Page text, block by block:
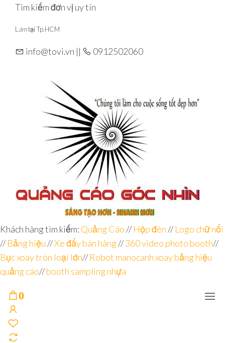
Skip
content
Tìm kiếm đơn vị uy tín
L àmtại Tp.HCM
info@tovi.vn || 0912502060
Đơn vị
chuyên
sâu – 8
năm
kinh
nghiệm
Góc
Nhìn
Agency –
nhà sản
xuất
POSM,
Quầy
Sampling,
Booth
trưng
bày, tủ
trưng
bày… tại
Tp.Hồ
Khách hàng tìm kiếm: Quảng Cáo//Hộp đèn//Logo chữ nổi
//Bảng hiệu//Xe đẩy bán hàng//360 video photo booth//
Bục xoay tròn loại lớn//Robot manocanh xoay bảng hiệu
quảng cáo//booth sampling nhựa
0